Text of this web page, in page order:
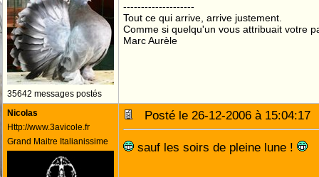
35642 messages postés
--------------------
Tout ce qui arrive, arrive justement.
Comme si quelqu'un vous attribuait votre
Marc Aurèle
Nicolas
Http://www.3avicole.fr
Grand Maitre Italianissime
Posté le 26-12-2006 à
sauf les soirs de pleine lune !